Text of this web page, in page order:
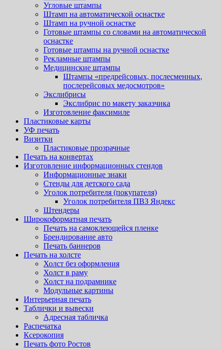
Угловые штампы
Штамп на автоматической оснастке
Штамп на ручной оснастке
Готовые штампы со словами на автоматической
оснастке
Готовые штампы на ручной оснастке
Рекламные штампы
Медицинские штампы
Штампы «предрейсовых, послесменных,
послерейсовых медосмотров»
Экслибрисы
Экслибрис по макету заказчика
Изготовление факсимиле
Пластиковые карты
УФ печать
Визитки
Пластиковые прозрачные
Печать на конвертах
Изготовление информационных стендов
Информационные знаки
Стенды для детского сада
Уголок потребителя (покупателя)
Уголок потребителя ПВЗ Яндекс
Штендеры
Широкоформатная печать
Печать на самоклеющейся пленке
Брендирование авто
Печать баннеров
Печать на холсте
Холст без оформления
Холст в раму
Холст на подрамнике
Модульные картины
Интерьерная печать
Таблички и вывески
Адресная табличка
Распечатка
Ксерокопия
Печать фото Ростов